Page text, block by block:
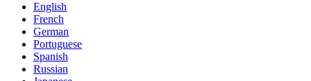
English
French
German
Portuguese
Spanish
Russian